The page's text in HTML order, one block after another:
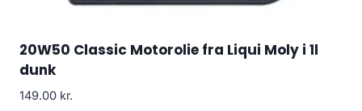
20W50 Classic Motorolie fra Liqui Moly i 1l
dunk
149.00 kr.